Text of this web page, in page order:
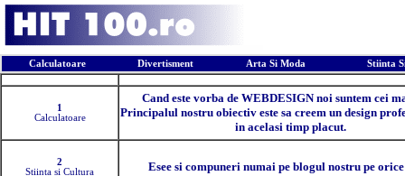
Calculatoare Divertisment Arta Si Moda
Stiinta
1
Calculatoare
Cand este vorba de WEBDESIGN noi suntem cei
Principalul nostru obiectiv este sa creem un design
in acelasi timp placut.
2
Stiinta si Cultura
Esee si compuneri numai pe blogul nostru pe